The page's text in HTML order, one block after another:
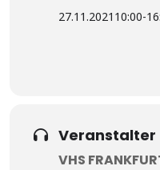
27.11.2021 10:00-
Veranstalter
VHS